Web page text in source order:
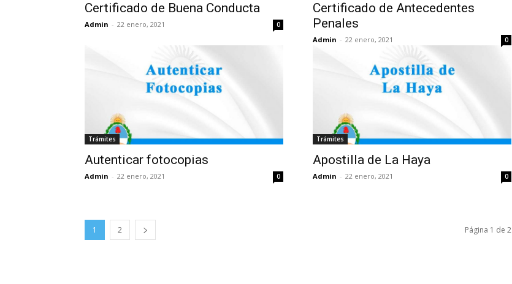
Certificado de Buena Conducta
Admin - 22 enero, 2021 0
Certificado de Antecedentes
Penales
Admin - 22 enero, 2021 0
Trámites
Autenticar fotocopias
Admin - 22 enero, 2021 0
Trámites
Apostilla de La Haya
Admin - 22 enero, 2021 0
1 2 Página 1 de 2